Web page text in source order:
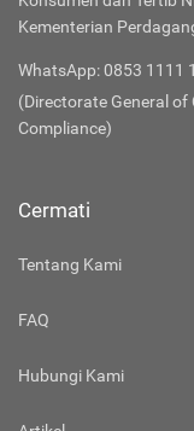
Kementerian
WhatsApp: 0853 1111
(Directorate General
Compliance)
Cermati
Tentang Kami
FAQ
Hubungi Kami